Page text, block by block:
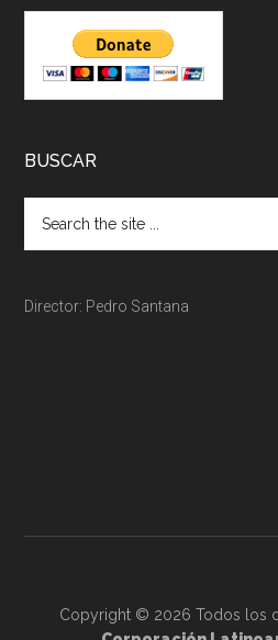
BUSCAR
Director: Pedro Santana
Copyright © 2026 Todos los